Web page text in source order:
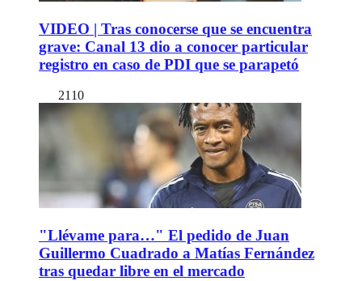
VIDEO | Tras conocerse que se encuentra
grave: Canal 13 dio a conocer particular
registro en caso de PDI que se parapetó
2110
"Llévame para…" El pedido de Juan
Guillermo Cuadrado a Matías Fernández
tras quedar libre en el mercado